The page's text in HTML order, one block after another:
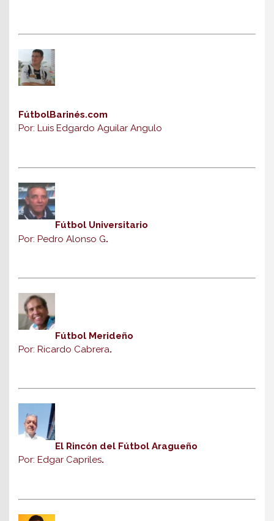
FútbolBarinés.com
Por: Luis Edgardo Aguilar Angulo
Fútbol Universitario
Por: Pedro Alonso G.
Fútbol Merideño
Por: Ricardo Cabrera.
El Rincón del Fútbol Aragueño
Por: Edgar Capriles.